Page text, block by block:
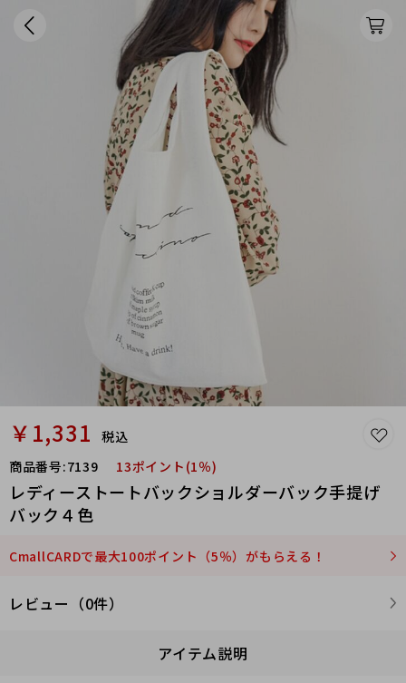
￥1,331
税込
商品番号:7139 13ポイント(1％)
レディーストートバックショルダーバック手提げ
バック４色
CmallCARDで最大100ポイント（5％）がもらえる！
レビュー（0件）
アイテム説明